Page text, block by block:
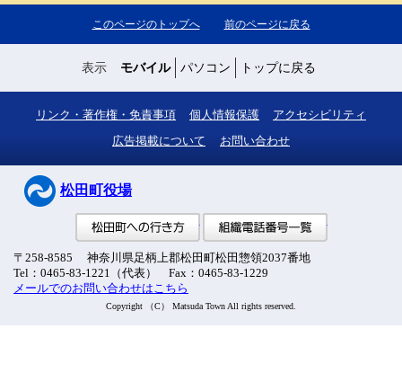
このページのトップへ 前のページに戻る
表示 モバイル パソコン トップに戻る
リンク・著作権・免責事項 個人情報保護
アクセシビリティ
広告掲載について
お問い合わせ
松田町役場
松田町への行き方
〒258-8585 神奈川県足柄上郡松田町松田惣領2037番地
Tel：0465-83-1221（代表） Fax：0465-83-1229
メールでのお問い合わせはこちら
Copyright （C） Matsuda Town All rights reserved.